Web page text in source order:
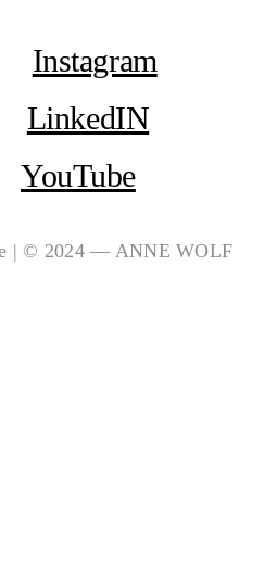
Instagram
LinkedIN
YouTube
| © 2024 — ANNE WOLF